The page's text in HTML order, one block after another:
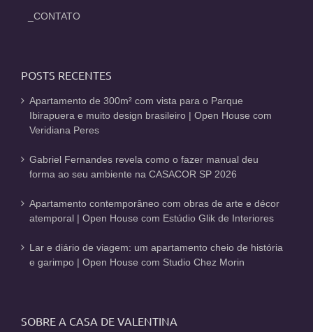
_CONTATO
POSTS RECENTES
Apartamento de 300m² com vista para o Parque
Ibirapuera e muito design brasileiro | Open House com
Veridiana Peres
Gabriel Fernandes revela como o fazer manual deu
forma ao seu ambiente na CASACOR SP 2026
Apartamento contemporâneo com obras de arte e décor
atemporal | Open House com Estúdio Glik de Interiores
Lar e diário de viagem: um apartamento cheio de história
e garimpo | Open House com Studio Chez Morin
SOBRE A CASA DE VALENTINA